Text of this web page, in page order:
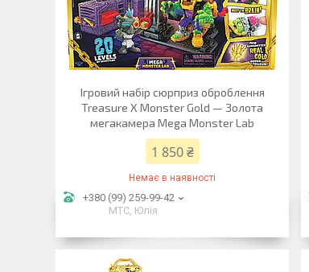
Ігровий набір сюрприз оброблення
Treasure X Monster Gold — Золота
мегакамера Mega Monster Lab
1 850 ₴
Немає в наявності
+380 (99) 259-99-42
МТС, Юлія